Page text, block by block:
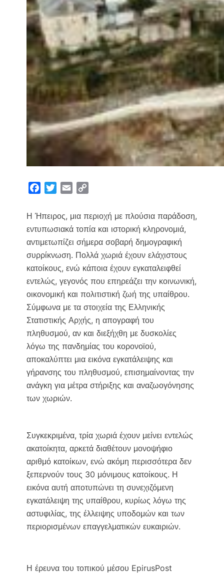
c
o
o
k
e
r
y
i
n
k
Η Ήπειρος, μια περιοχή με πλούσια παράδοση,
εντυπωσιακά τοπία και ιστορική κληρονομιά,
αντιμετωπίζει σήμερα σοβαρή δημογραφική
συρρίκνωση. Πολλά χωριά έχουν ελάχιστους
κατοίκους, ενώ κάποια έχουν εγκαταλειφθεί
εντελώς, γεγονός που επηρεάζει την κοινωνική,
οικονομική και πολιτιστική ζωή της υπαίθρου.
Σύμφωνα με τα στοιχεία της Ελληνικής
Στατιστικής Αρχής, η απογραφή του
πληθυσμού, αν και διεξήχθη με δυσκολίες
λόγω της πανδημίας του κορονοϊού,
αποκαλύπτει μια εικόνα εγκατάλειψης και
γήρανσης του πληθυσμού, επισημαίνοντας την
ανάγκη για μέτρα στήριξης και αναζωογόνησης
των χωριών.
Συγκεκριμένα, τρία χωριά έχουν μείνει εντελώς
ακατοίκητα, αρκετά διαθέτουν μονοψήφιο
αριθμό κατοίκων, ενώ ακόμη περισσότερα δεν
ξεπερνούν τους 30 μόνιμους κατοίκους. Η
εικόνα αυτή αποτυπώνει τη συνεχιζόμενη
εγκατάλειψη της υπαίθρου, κυρίως λόγω της
αστυφιλίας, της έλλειψης υποδομών και των
περιορισμένων επαγγελματικών ευκαιριών.
Η έρευνα του τοπικού μέσου EpirusPost